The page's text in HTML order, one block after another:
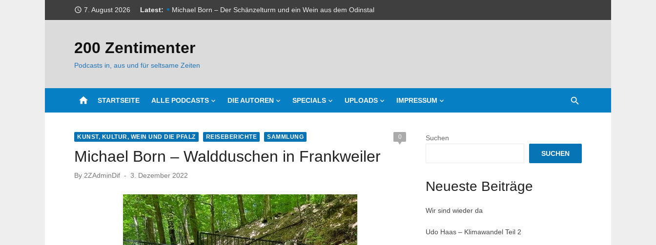
access_time 7. August 2026 Latest: Michael Born – Der Schänzelturm und ein Wein aus dem Odinstal
Udo Haas – Klimawandel Teil 2
Michael Born – Waldduschen in Frankweiler
Webseite wurde gehackt
Sonderfolge 1 – Michael Born – Willi Brausch – Die Jungwinzer (in Mundart) mit Gewinnspiel
200 Zentimenter
Podcasts in, aus und für seltsame Zeiten
home STARTSEITE ALLE PODCASTS DIE AUTOREN SPECIALS UPLOADS IMPRESSUM
KUNST, KULTUR, WEIN UND DIE PFALZ REISEBERICHTE SAMMLUNG 0
Michael Born – Waldduschen in Frankweiler
By 2ZAdminDif
Posted
3. Dezember 2022
Suchen
SUCHEN
Neueste Beiträge
Wir sind wieder da
Udo Haas – Klimawandel Teil 2